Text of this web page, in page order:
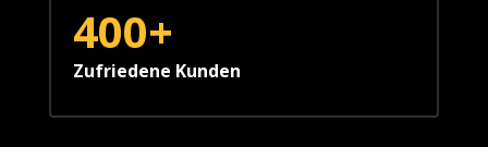
400+
Zufriedene Kunden